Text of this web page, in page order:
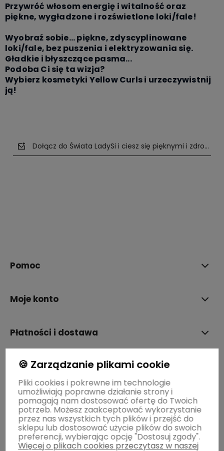
Przywróć włosom energię i witalność oraz
piękne, wygładzone i rozświetlone loki/fale!
Wyobraź sobie... piękne, zdyscyplinowane
loki/fale, bez puszenia i elektryzowania się.
Gładkie i błyszczące pasma...
Podoba Ci się ta wizja?
Wybierz kosmetyki Yellow Curls i urzeczywistnij
ją!
Dołącz do Świata LadySi i ciesz się pięknymi i
Pomoc
Moje konto
Płatności i dostawa
Informacje
O nas
🍪 Zarządzanie plikami cookie
Pliki cookies i pokrewne im technologie
umożliwiają poprawne działanie strony i
pomagają nam dostosować ofertę do Twoich
potrzeb. Możesz zaakceptować wykorzystanie
przez nas wszystkich tych plików i przejść do
sklepu lub dostosować użycie plików do swoich
preferencji, wybierając opcję "Dostosuj zgody".
Więcej o plikach cookies przeczytasz w naszej